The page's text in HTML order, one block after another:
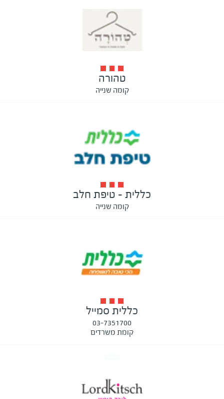
טהורה
קומה שנייה
כללית - טיפת חלב
קומה שנייה
כללית סמייל
03-7351700
קומת משרדים